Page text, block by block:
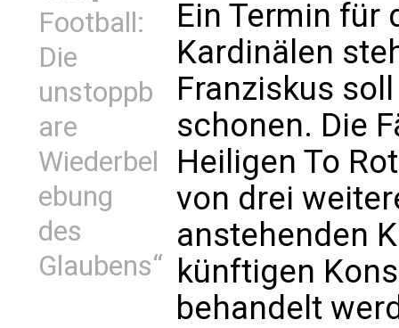
Football:
Die
unstoppb
are
Wiederbel
ebung
des
Glaubens“
Ein Termin für
Kardinälen
Franziskus
schonen. Die
Heiligen To
von drei
anstehenden
künftigen
behandelt